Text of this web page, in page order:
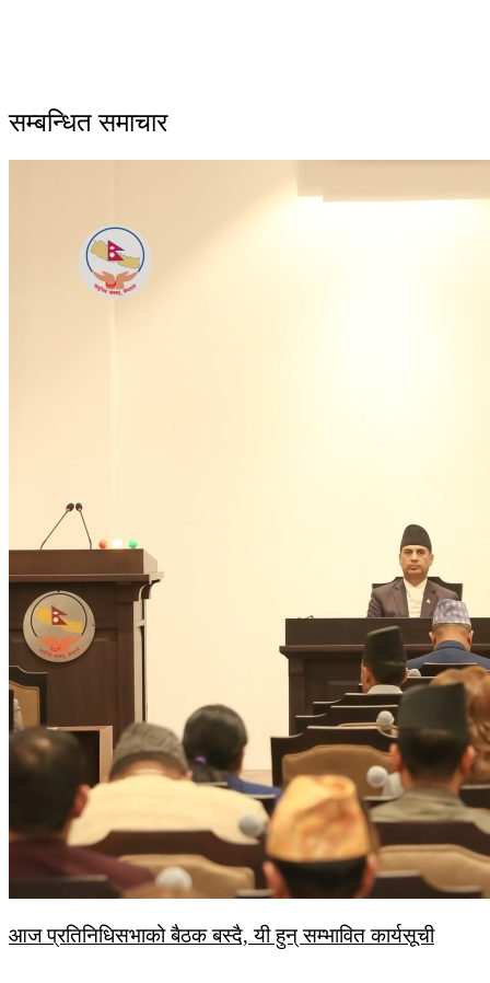
सम्बन्धित समाचार
आज प्रतिनिधिसभाको बैठक बस्दै, यी हुन् सम्भावित कार्यसूची